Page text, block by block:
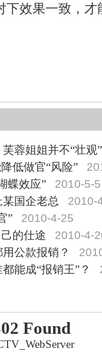
下效果一致，
蓉姐姐并不“壮观”
低做官“风险”
蝶效应”
2010-5-5
国企老总
2010-
”
2010-4-25
的仕途
2010-4-
公款报销？
能成“报销王”？
Found